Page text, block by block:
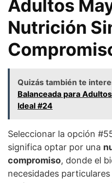
Adultos
Nutrición
Quizás también te
Balanceada para
Ideal #24
Seleccionar la opción
significa optar por una
compromiso, donde el
necesidades